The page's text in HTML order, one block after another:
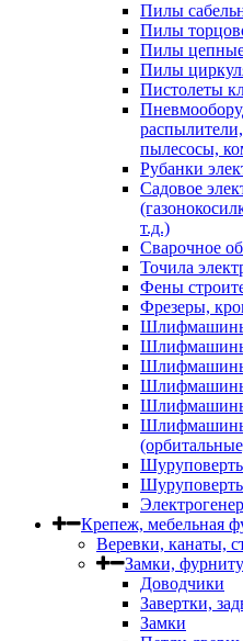
Пилы
Пилы
Пилы
Пилы
Пистолеты
пылесосы,
Рубанки
Садовое
т.д.)
Сварочное
Точила
Фены
Фрезеры,
Шлифмашины
Шлифмашины
Крепеж, мебельная
Веревки, канаты,
Замки,
Доводчики
Завертки,
Замки